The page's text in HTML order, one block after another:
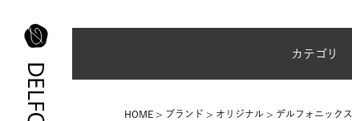
カテゴリ
HOME ブランド オリジナル デルフォニックス